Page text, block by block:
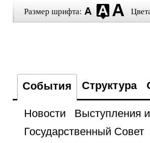
Размер шрифта:
События Структура
Новости
Выступления
Государственный Совет